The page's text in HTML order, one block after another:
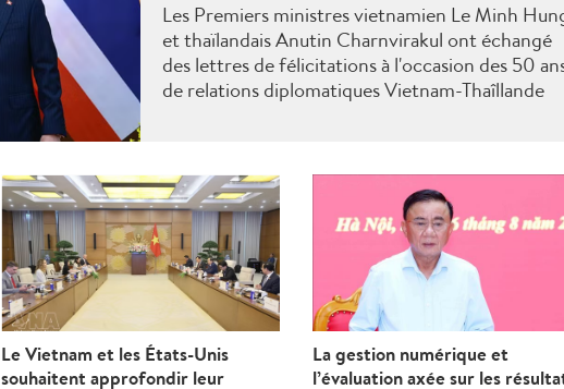
Les Premiers ministres vietnamien Le Minh
et thaïlandais Anutin Charnvirakul ont échangé
des lettres de félicitations à l'occasion des 50
de relations diplomatiques Vietnam-Thaîllande
Le Vietnam et les États-Unis
souhaitent approfondir leur
La gestion numérique et
l’évaluation axée sur les